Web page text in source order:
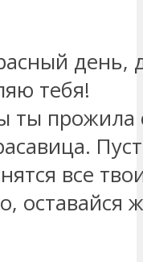
день,
тебя!
ты прожила
все
оставайся